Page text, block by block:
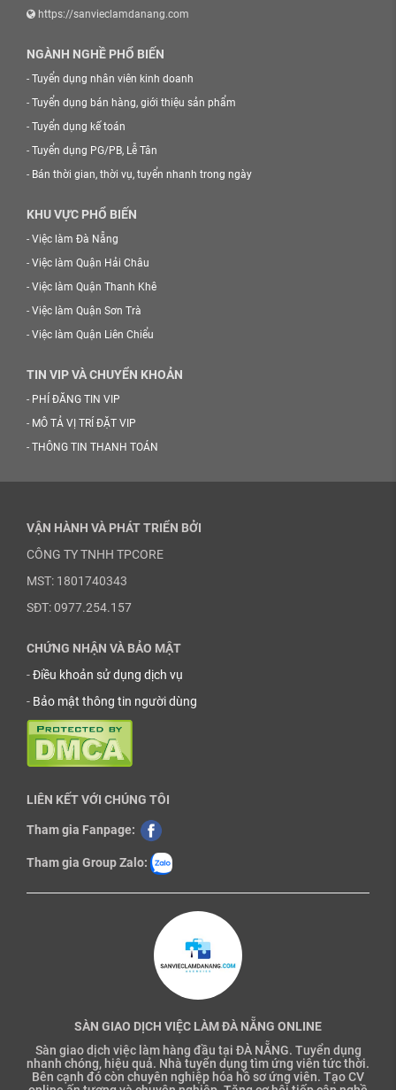
https://sanvieclamdanang.com
NGÀNH NGHỀ PHỔ BIẾN
- Tuyển dụng nhân viên kinh doanh
- Tuyển dụng bán hàng, giới thiệu sản phẩm
- Tuyển dụng kế toán
- Tuyển dụng PG/PB, Lễ Tân
- Bán thời gian, thời vụ, tuyển nhanh trong ngày
KHU VỰC PHỔ BIẾN
- Việc làm Đà Nẵng
- Việc làm Quận Hải Châu
- Việc làm Quận Thanh Khê
- Việc làm Quận Sơn Trà
- Việc làm Quận Liên Chiểu
TIN VIP VÀ CHUYỂN KHOẢN
- PHÍ ĐĂNG TIN VIP
- MÔ TẢ VỊ TRÍ ĐẶT VIP
- THÔNG TIN THANH TOÁN
VẬN HÀNH VÀ PHÁT TRIỂN BỞI
CÔNG TY TNHH TPCORE
MST: 1801740343
SĐT: 0977.254.157
CHỨNG NHẬN VÀ BẢO MẬT
-Điều khoản sử dụng dịch vụ
- Bảo mật thông tin người dùng
LIÊN KẾT VỚI CHÚNG TÔI
Tham gia Fanpage:
Tham gia Group Zalo:
SÀN GIAO DỊCH VIỆC LÀM ĐÀ NẴNG ONLINE
Sàn giao dịch việc làm hàng đầu tại ĐÀ NẴNG. Tuyển dụng
nhanh chóng, hiệu quả. Nhà tuyển dụng tìm ứng viên tức thời.
Bên cạnh đó còn chuyên nghiệp hóa hồ sơ ứng viên. Tạo CV